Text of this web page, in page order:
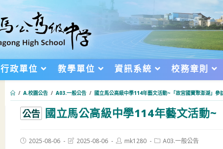
行政單位 教學單位 資訊系統 校務章則
/ A.校園公告 / A03.一般公告 / 國立馬公高級中學114年藝文活動~「故宮國寶聚澎湖」參
公告 國立馬公高級中學114年藝文活動~
Post2025-08-06
Post2025-08-06
Postmk1280
PostA03.一般公告